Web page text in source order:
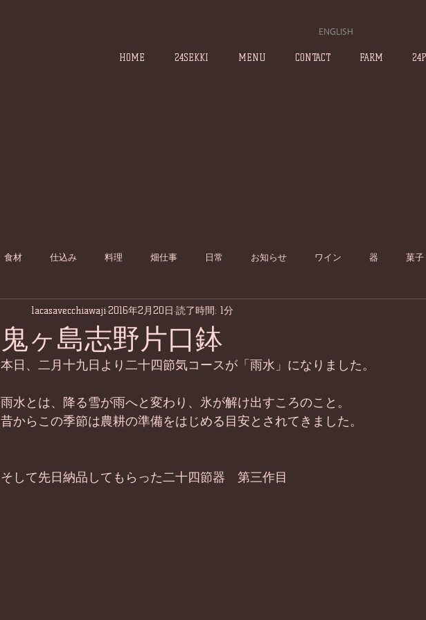
HOME 24SEKKI MENU CONTACT FARM
食材 仕込み 料理 畑仕事 日常 お知らせ ワイン 器 菓子
鬼ヶ島志野片口鉢
lacasavecchiawaji2016年2月20日 読了時間: 1分
本日、二月十九日より二十四節気コースが「雨水」になりました。
雨水とは、降る雪が雨へと変わり、氷が解け出すころのこと。
昔からこの季節は農耕の準備をはじめる目安とされてきました。
そして先日納品してもらった二十四節器　第三作目
ENGLISH